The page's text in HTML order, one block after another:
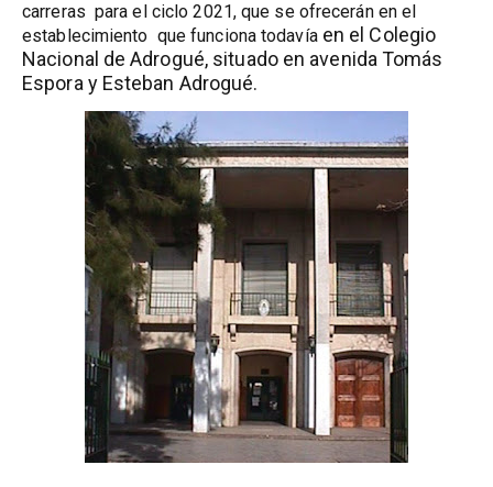
carreras para el ciclo 2021, que se ofrecerán en el
establecimiento que funciona todavíaen el Colegio
Nacional de Adrogué, situado en avenida Tomás
Espora y Esteban Adrogué.